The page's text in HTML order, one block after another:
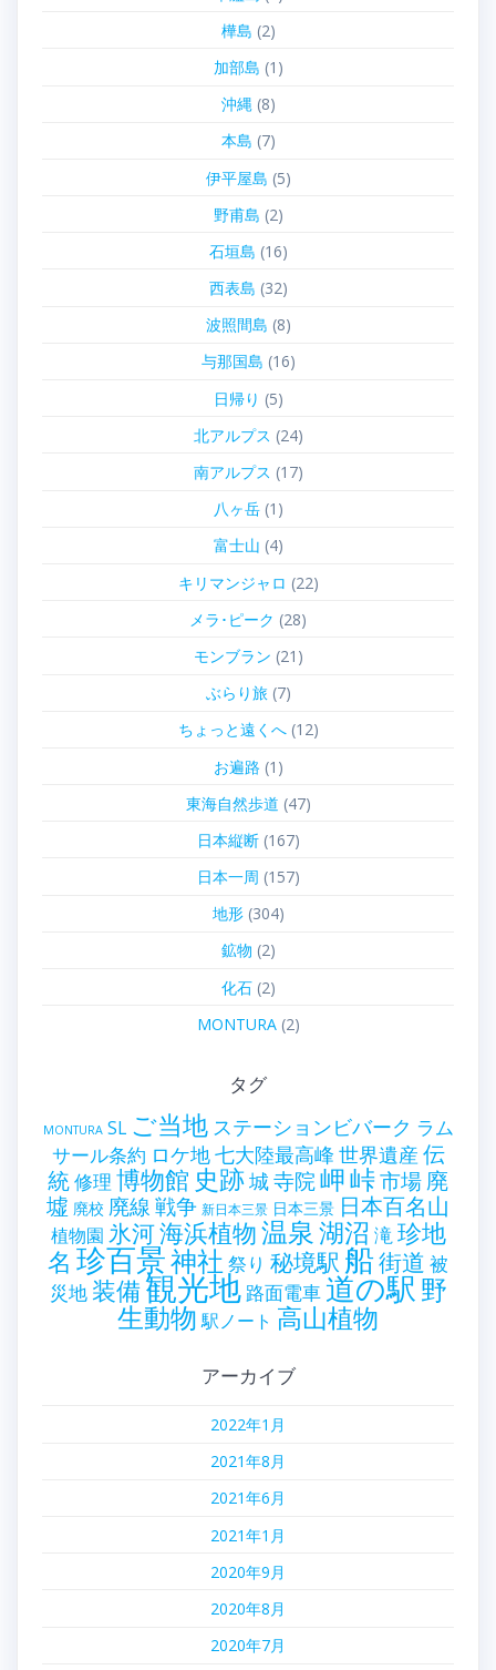
樺島 (2)
加部島 (1)
沖縄(8)
本島 (7)
伊平屋島 (5)
野甫島 (2)
石垣島 (16)
西表島 (32)
波照間島 (8)
与那国島 (16)
日帰り (5)
北アルプス (24)
南アルプス (17)
八ヶ岳(1)
富士山 (4)
キリマンジャロ (22)
メラ･ピーク (28)
モンブラン (21)
ぶらり旅(7)
ちょっと遠くへ(12)
お遍路 (1)
東海自然歩道 (47)
日本縦断(167)
日本一周 (157)
地形(304)
鉱物 (2)
化石(2)
MONTURA(2)
タグ
MONTURA SL ご当地 ステーションビバーク ラム
サール条約 ロケ地七大陸最高峰 世界遺産 伝
統修理 博物館 史跡城寺院岬峠市場廃
墟 廃校 廃線戦争 新日本三景 日本三景 日本百名山
植物園 氷河海浜植物温泉湖沼 滝珍地
名 珍百景神社 祭り 秘境駅 船街道 被
災地装備観光地 路面電車道の駅野
生動物 駅ノート 高山植物
アーカイブ
2022年1月
2021年8月
2021年6月
2021年1月
2020年9月
2020年8月
2020年7月